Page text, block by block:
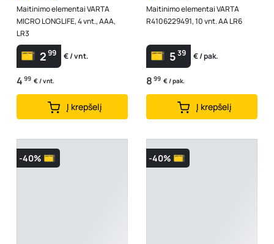
Maitinimo elementai VARTA
MICRO LONGLIFE, 4 vnt., AAA,
LR3
299 € / vnt.
4 99 € / vnt.
Į krepšelį
Maitinimo elementai VARTA
R4106229491, 10 vnt. AA LR6
539 € / pak.
8 99 € / pak.
Į krepšelį
-40% -40%